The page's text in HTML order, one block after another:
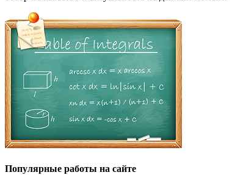
Популярные работы на сайте